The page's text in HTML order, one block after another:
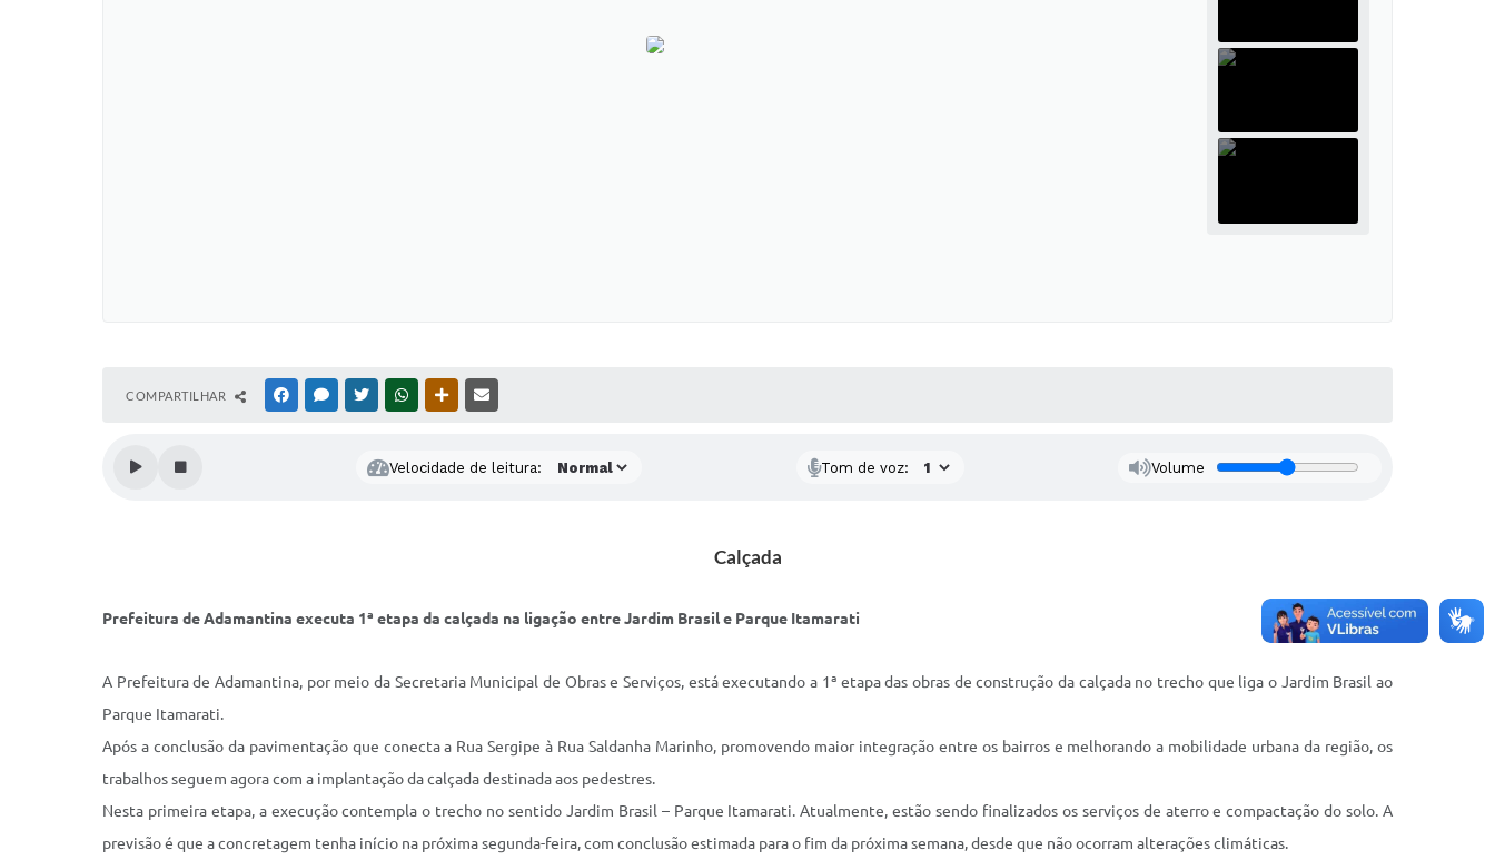
COMPARTILHAR FACEBOOKMESSENGER
TWITTERWHATSAPPOUTRAS MÍDIAS
Velocidade de leitura: Tom de voz: Volume
Calçada
Prefeitura de Adamantina executa 1ª etapa da calçada na ligação entre Jardim Brasil e Parque Itamarati
A Prefeitura de Adamantina, por meio da Secretaria Municipal de Obras e Serviços, está executando a 1ª etapa das obras de construção da calçada no trecho que liga o Jardim Brasil ao
Parque Itamarati.
Após a conclusão da pavimentação que conecta a Rua Sergipe à Rua Saldanha Marinho, promovendo maior integração entre os bairros e melhorando a mobilidade urbana da região, os
trabalhos seguem agora com a implantação da calçada destinada aos pedestres.
Nesta primeira etapa, a execução contempla o trecho no sentido Jardim Brasil – Parque Itamarati. Atualmente, estão sendo finalizados os serviços de aterro e compactação do solo. A
previsão é que a concretagem tenha início na próxima segunda-feira, com conclusão estimada para o fim da próxima semana, desde que não ocorram alterações climáticas.